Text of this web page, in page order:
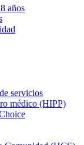
años
servicios
médico (HIPP)